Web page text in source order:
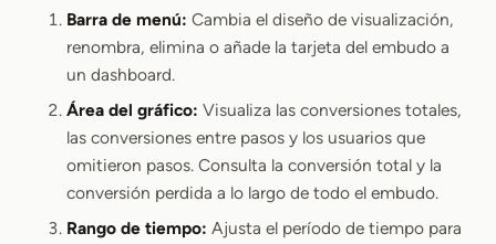
Barra de menú: Cambia el diseño de visualización,
renombra, elimina o añade la tarjeta del embudo a
un dashboard.
Área del gráfico: Visualiza las conversiones totales,
las conversiones entre pasos y los usuarios que
omitieron pasos. Consulta la conversión total y la
conversión perdida a lo largo de todo el embudo.
Rango de tiempo: Ajusta el período de tiempo para